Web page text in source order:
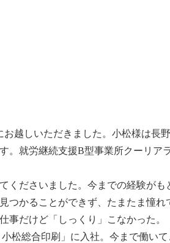
越しいただきました。小松様は長
就労継続支援B型事業所クーリア
ださいました。今までの経験が
つかることができず、たまたま憧
事だけど「しっくり」こなかった。
松総合印刷」に入社。今まで働い